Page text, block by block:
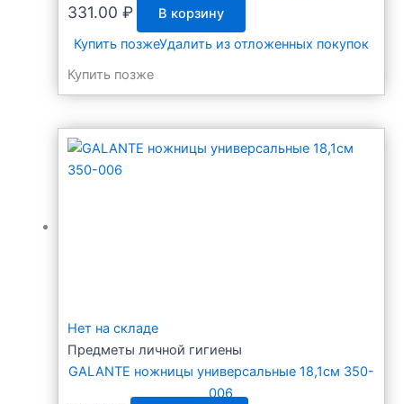
331.00 ₽
В корзину
Купить позжеУдалить из отложенных покупок
Купить позже
Нет на складе
Предметы личной гигиены
GALANTE ножницы универсальные 18,1см 350-
006